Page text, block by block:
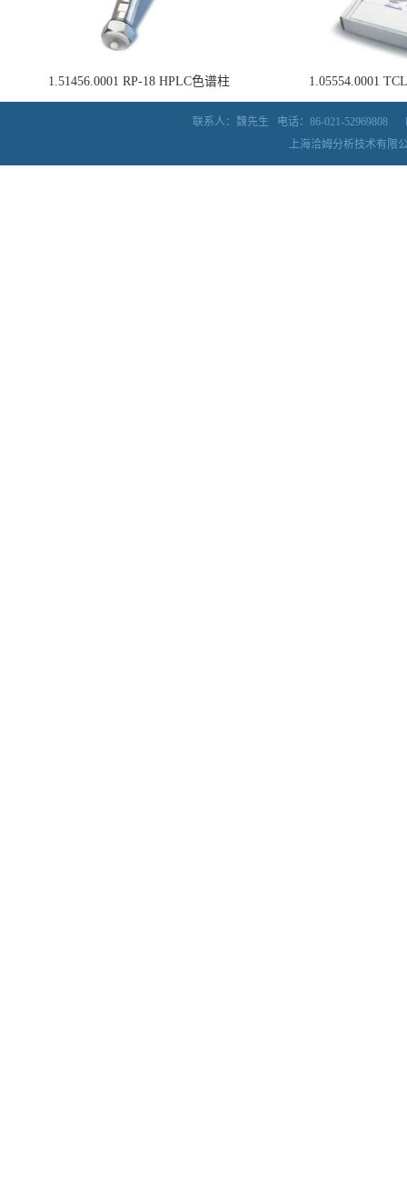
1.51456.0001 RP-18 HPLC色谱柱 1.05554.0001
联系人：魏先生 电话：86-021-52969808
上海洽姆分析技术有限